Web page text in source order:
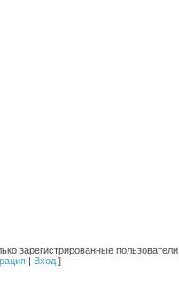
зарегистрированные пользователи.
| Вход ]